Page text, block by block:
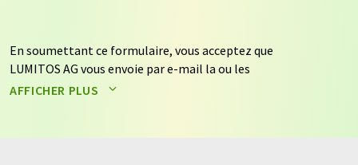
En soumettant ce formulaire, vous acceptez que
LUMITOS AG vous envoie par e-mail la ou les
newsletters sélectionnées ci-dessus. Vos données ne
protection des données
. LUMITOS peut vous contacter
AFFICHER PLUS